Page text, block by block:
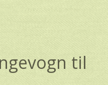
til